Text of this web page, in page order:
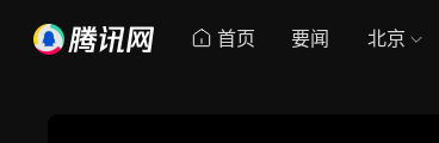
首页 要闻 北京